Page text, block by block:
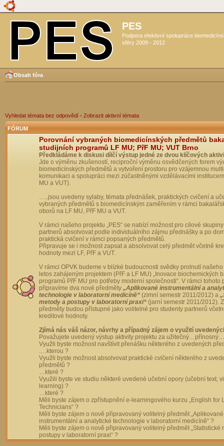
PES
Podpora efektivní spolupráce
sféry 2009 - 2012
Obsah fóra
Vyhledat témata bez odpovědí • Zobrazit aktivní témata
FÓRUM
Porovnání vybraných biomedicínských předmětů
studijních programů LF MU; PřF MU; VUT Brno
Předkládáme k diskusi dílčí výstup jedné ze dvou klíčových
Jde o výměnu zkušeností, reciproční výměnu osvědčených forem
biomedicínských předmětů a vytvoření prostoru pro vzájemnou
komunikaci a spolupráci mezi zúčastněnými vzdělávacími
MU a VUT).
…..jsou uvedeny sylaby, témata přednášek, praktických cvičení a
vybraných předmětů s biomedicínským zaměřením v rámci
oborů na LF MU, PřF MU a VUT.
V rámci našeho projektu „PES“ se nabízí možnost pro cílové
partnerů absolvovat podle individuálního zájmu přednášky a po
praktická cvičení v rámci popsaných předmětů.
Připravuje se i možnost zapsat a absolvovat celý předmět včetně
hodnoty mezi LF, PřF a VUT.
V rámci OPVK budeme v blízké budoucnosti svědky prolnutí
letos zahájeným projektem (PřF a LF MU) „Inovace biochemických
programů PřF MU pro potřeby moderní společnosti“. V rámci tohoto
připravíme dva nové předměty „Aplikované instrumentální a
technologie v laboratorní medicíně“ (zimní semestr 2011/2012) a
metody a postupy v laboratorní praxi“ (jarní semestr 2011/2012).
předměty budou přístupné jako volitelné pro studenty partnerů
kreditové hodnoty.
Zjímá nás váš názor, návrhy a případný zájem o využití
Považujete uvedený výstup aktivity projektu za
Využli byste možnost navštívit přenášku některého z uvedených
….kterou ?
Využli byste možnost absolvovat praktické cvičení některého z
předmětů ?
…které ?
Využili byste ve studiu některé uvedené učební opory (učební text,
learning) ?
…které ?
Měli byste zájem o zpřístupnění e-learningového kurzu „English for
Technicians“ ?
Měli byste zájem o nově připravovaný volitelný předmět „Aplikované
instrumentální a analytické technologie v laboratorní medicíně“ ?
Měli byste zájem o nově připravovaný volitelný předmět „Statistické
postupy v laboratorní praxi“ ?